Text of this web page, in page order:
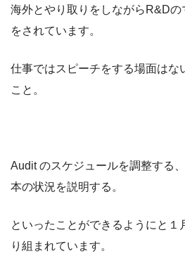
海外とやり取りをしながらR&D
をされています。
仕事ではスピーチをする場面はな
こと。
Audit のスケジュールを調整する
本の状況を説明する。
といったことができるようにと１
り組まれています。